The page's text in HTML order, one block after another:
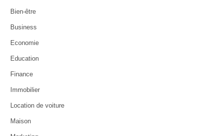
Bien-être
Business
Economie
Education
Finance
Immobilier
Location de voiture
Maison